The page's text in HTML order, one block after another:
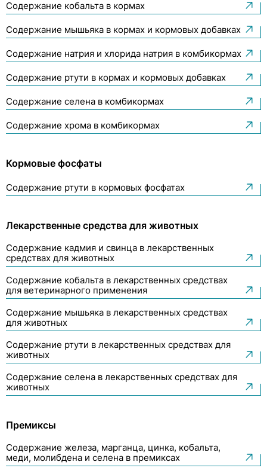
Содержание кобальта в кормах
Содержание мышьяка в кормах и кормовых добавках
Содержание натрия и хлорида натрия в комбикормах
Содержание ртути в кормах и кормовых добавках
Содержание селена в комбикормах
Содержание хрома в комбикормах
Кормовые фосфаты
Содержание ртути в кормовых фосфатах
Лекарственные средства для животных
Содержание кадмия и свинца в лекарственных
средствах для животных
Содержание кобальта в лекарственных средствах
для ветеринарного применения
Содержание мышьяка в лекарственных средствах
для животных
Содержание ртути в лекарственных средствах для
животных
Содержание селена в лекарственных средствах для
животных
Премиксы
Содержание железа, марганца, цинка, кобальта,
меди, молибдена и селена в премиксах